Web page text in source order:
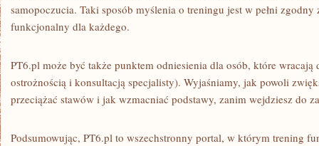
samopoczucia. Taki sposób myślenia o treningu jest w pełni
funkcjonalny dla każdego.
PT6.pl może być także punktem odniesienia dla osób, które wracają
ostrożnością i konsultacją specjalisty). Wyjaśniamy, jak powoli
przeciążać stawów i jak wzmacniać podstawy, zanim wejdziesz do
Podsumowując, PT6.pl to wszechstronny portal, w którym trening